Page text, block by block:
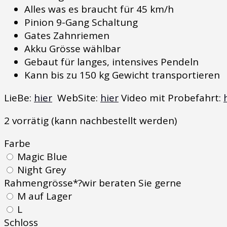
Alles was es braucht für 45 km/h
Pinion 9-Gang Schaltung
Gates Zahnriemen
Akku Grösse wählbar
Gebaut für langes, intensives Pendeln
Kann bis zu 150 kg Gewicht transportieren
LieBe: hier WebSite: hierVideo mit Probefahrt:
2 vorrätig (kann nachbestellt werden)
Farbe
Magic Blue
Night Grey
Rahmengrösse*?wir beraten Sie gerne
M auf Lager
L
Schloss